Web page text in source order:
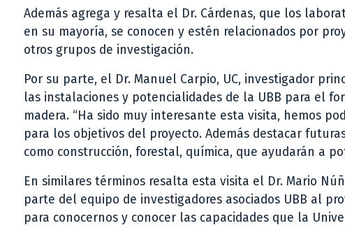
Además agrega y resalta el Dr. Cárdenas, que los
en su mayoría, se conocen y estén relacionados por
otros grupos de investigación.
Por su parte, el Dr. Manuel Carpio, UC, investigador
las instalaciones y potencialidades de la UBB para el
madera. “Ha sido muy interesante esta visita, hemos
para los objetivos del proyecto. Además destacar
como construcción, forestal, química, que ayudarán a
En similares términos resalta esta visita el Dr. Mario
parte del equipo de investigadores asociados UBB al
para conocernos y conocer las capacidades que la